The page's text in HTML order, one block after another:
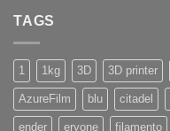
TAGS
1 1kg 3D 3D printer
AzureFilm blu citadel
ender eryone filamento